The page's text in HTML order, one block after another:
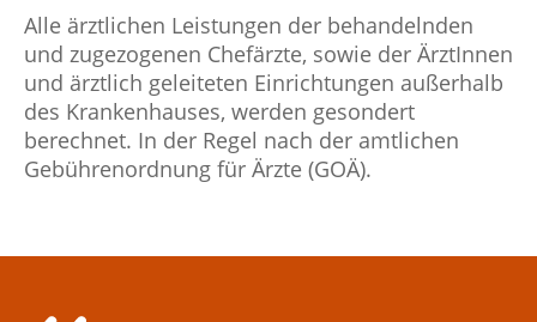
Alle ärztlichen Leistungen der behandelnden
und zugezogenen Chefärzte, sowie der ÄrztInnen
und ärztlich geleiteten Einrichtungen außerhalb
des Krankenhauses, werden gesondert
berechnet. In der Regel nach der amtlichen
Gebührenordnung für Ärzte (GOÄ).